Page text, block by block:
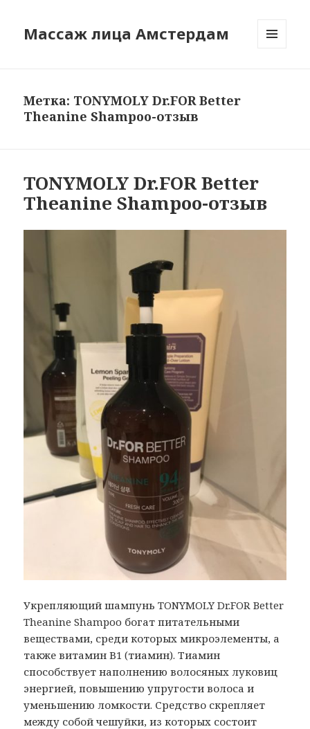
Массаж лица Амстердам
Метка: TONYMOLY Dr.FOR Better
Theanine Shampoo-отзыв
TONYMOLY Dr.FOR Better
Theanine Shampoo-отзыв
Укрепляющий шампунь TONYMOLY Dr.FOR Better
Theanine Shampoo богат питательными
веществами, среди которых микроэлементы, а
также витамин В1 (тиамин). Тиамин
способствует наполнению волосяных луковиц
энергией, повышению упругости волоса и
уменьшению ломкости. Средство скрепляет
между собой чешуйки, из которых состоит